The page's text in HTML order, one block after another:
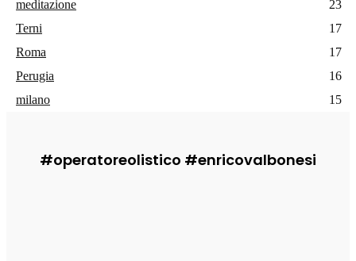
meditazione
23
Terni
17
Roma
17
Perugia
16
milano
15
#operatoreolistico #enricovalbonesi